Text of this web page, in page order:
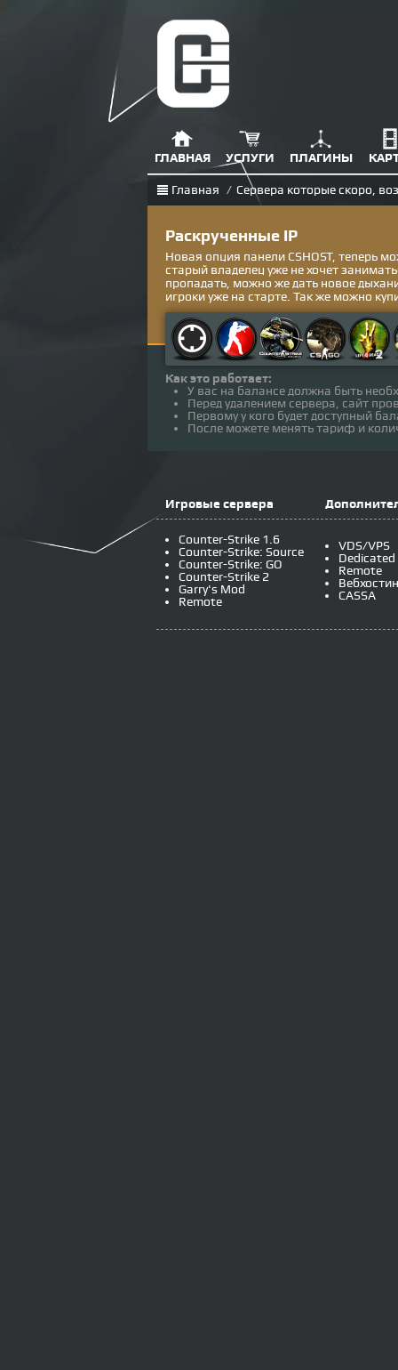
ГЛАВНАЯ УСЛУГИ ПЛАГИНЫ
Главная / Сервера которые скоро,
Раскрученные IP
Новая опция панели CSHOST, теперь
старый владелец уже не хочет
пропадать, можно же дать новое
игроки уже на старте. Так же можно
Как это работает:
У вас на балансе должна быть
Перед удалением сервера, сайт
Первому у кого будет доступный
После можете менять тариф и
Игровые сервера
Counter-Strike 1.6
Counter-Strike: Source
Counter-Strike: GO
Counter-Strike 2
Garry's Mod
Remote
VDS/VPS
Dedicated
Remote
CASSA